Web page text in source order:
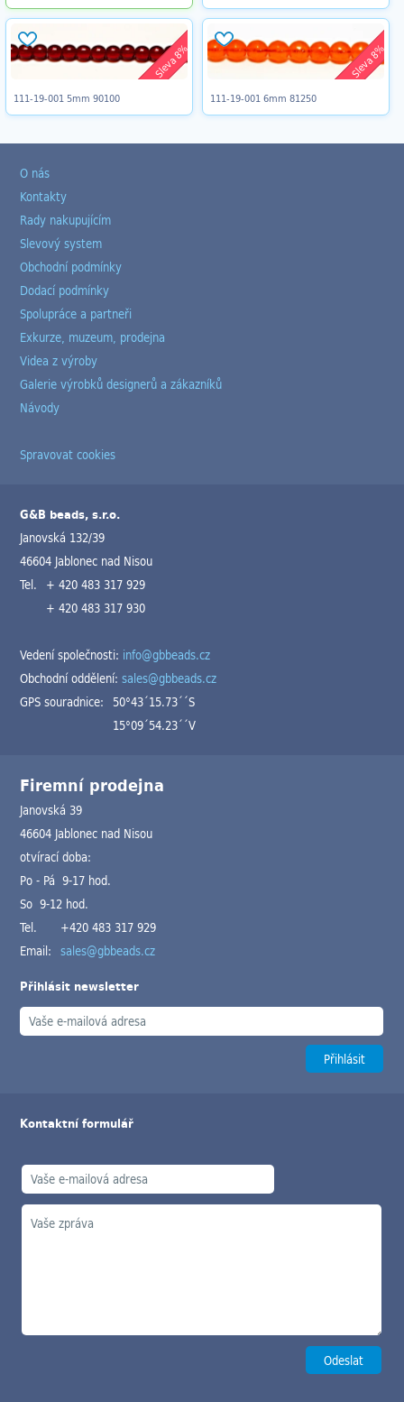
Sleva 8%
111-19-001 5mm 90100
Sleva 8%
111-19-001 6mm 81250
O nás
Kontakty
Rady nakupujícím
Slevový system
Obchodní podmínky
Dodací podmínky
Spolupráce a partneři
Exkurze, muzeum, prodejna
Videa z výroby
Galerie výrobků designerů a zákazníků
Návody
Spravovat cookies
G&B beads, s.r.o.
Janovská 132/39
46604 Jablonec nad Nisou
Tel. + 420 483 317 929
+ 420 483 317 930
Vedení společnosti: info@gbbeads.cz
Obchodní oddělení:sales@gbbeads.cz
GPS souradnice: 50°43´15.73´´S
15°09´54.23´´V
Firemní prodejna
Janovská 39
46604 Jablonec nad Nisou
otvírací doba:
Po - Pá 9-17 hod.
So 9-12 hod.
Tel.
+420 483 317 929
Email: sales@gbbeads.cz
Přihlásit newsletter
Kontaktní formulář